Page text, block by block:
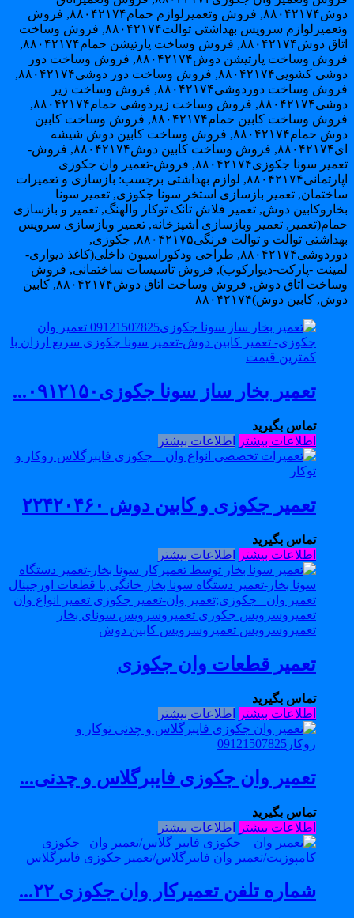
دوش۸۸۰۴۲۱۷۴, فروش وتعمیرلوازم حمام۸۸۰۴۲۱۷۴, فروش
وتعمیرلوازم سرویس بهداشتی توالت۸۸۰۴۲۱۷۴, فروش وساخت
اتاق دوش۸۸۰۴۲۱۷۴, فروش وساخت پارتیشن حمام۸۸۰۴۲۱۷۴,
فروش وساخت پارتیشن دوش۸۸۰۴۲۱۷۴, فروش وساخت دور
دوشی کشویی۸۸۰۴۲۱۷۴, فروش وساخت دور دوشی۸۸۰۴۲۱۷۴,
فروش وساخت دوردوشی۸۸۰۴۲۱۷۴, فروش وساخت زیر
دوشی۸۸۰۴۲۱۷۴, فروش وساخت زیردوشی حمام۸۸۰۴۲۱۷۴,
فروش وساخت کابین حمام۸۸۰۴۲۱۷۴, فروش وساخت کابین
دوش حمام۸۸۰۴۲۱۷۴, فروش وساخت کابین دوش شیشه
ای۸۸۰۴۲۱۷۴, فروش وساخت کابین دوش۸۸۰۴۲۱۷۴, فروش-
تعمیر سونا جکوزی۸۸۰۴۲۱۷۴, فروش-تعمیر وان جکوزی
اپارتمانی۸۸۰۴۲۱۷۴, لوازم بهداشتی برچسب: بازسازی و تعمیرات
تعمیر بازسازی استخر سونا جکوزی, تعمیر سونا
دوش, تعمیر فلاش تانک توکار والهنگ, تعمیر و بازسازی
تعمیر وبازسازی اشپزخانه, تعمیر وبازسازی سرویس
بهداشتی توالت و توالت فرنگی۸۸۰۴۲۱۷۵, جکوزی,
دوردوشی۸۸۰۴۲۱۷۴, طراحی ودکوراسیون داخلی(کاغذ دیواری-
-پارکت-دیوارکوب), فروش تاسیسات ساختمانی, فروش
وساخت اتاق دوش, فروش وساخت اتاق دوش۸۸۰۴۲۱۷۴, کابین
کابین دوش)۸۸۰۴۲۱۷۴
تعمیر بخار ساز سونا جکوزی۰۹۱۲۱۵۰...
تماس بگیرید
اطلاعات بیشتر اطلاعات بیشتر
تعمیر جکوزی و کابین دوش ۲۲۴۲۰۴۶۰
تماس بگیرید
اطلاعات بیشتر اطلاعات بیشتر
تعمیر قطعات وان جکوزی
تماس بگیرید
اطلاعات بیشتر اطلاعات بیشتر
تعمیر وان جکوزی فایبرگلاس و چدنی...
تماس بگیرید
اطلاعات بیشتر اطلاعات بیشتر
شماره تلفن تعمیرکار وان جکوزی ۲۲...